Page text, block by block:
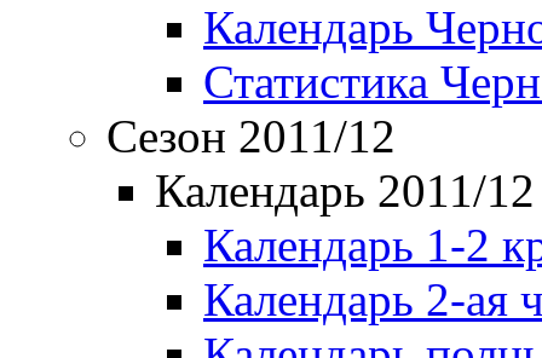
Календарь
Статистика
Сезон 2011/12
Календарь 2011/12
Календарь 1-2
Календарь 2-ая